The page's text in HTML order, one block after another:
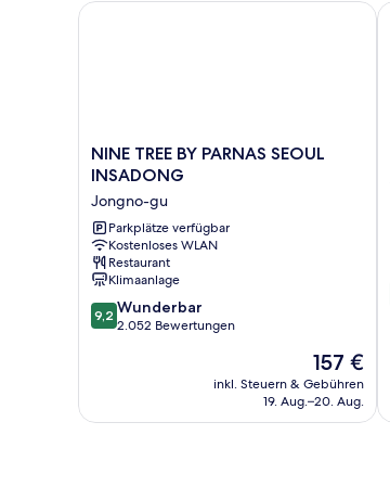
NINE
TREE
PARNAS
SEOUL
INSADONG
Jongno-
gu
NINE TREE BY PARNAS SEOUL
INSADONG
Jongno-gu
Parkplätze verfügbar
Kostenloses WLAN
Restaurant
Klimaanlage
9.2
von
9,2 Wunderbar
2.052 Bewertungen
Der
Preis
beträgt
157 €
inkl. Steuern & Gebühren
19. Aug.–20. Aug.
NINE TREE BY PARNAS SEOUL